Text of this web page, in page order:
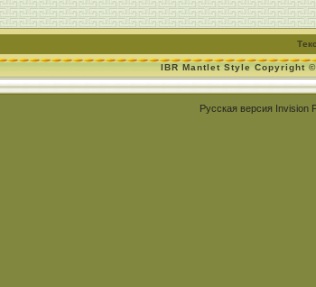
IBR Mantlet Style Copyright
Русская версия Invision